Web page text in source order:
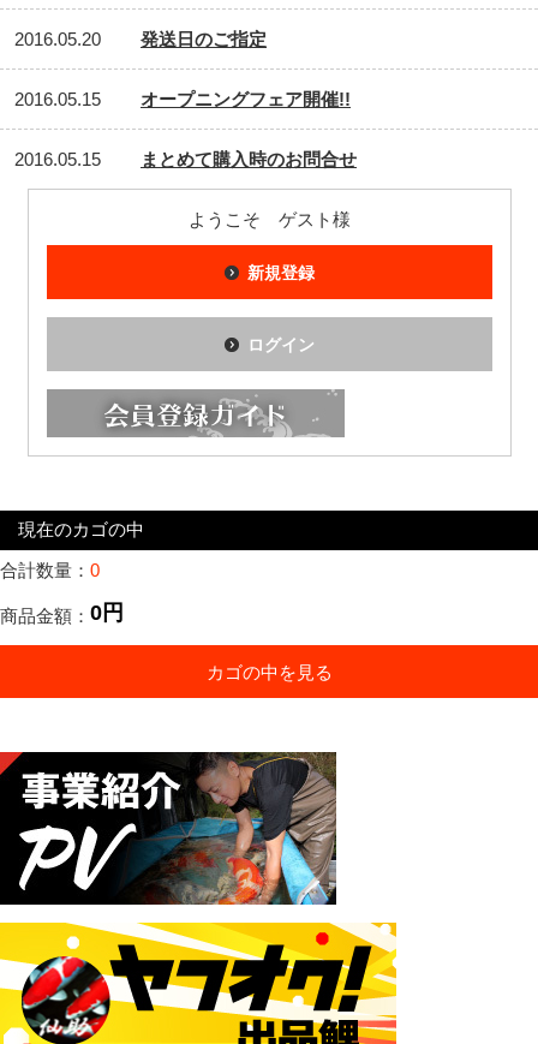
2016.05.20 発送日のご指定
2016.05.15 オープニングフェア開催!!
2016.05.15 まとめて購入時のお問合せ
ようこそ ゲスト様
新規登録
ログイン
現在のカゴの中
合計数量： 0
商品金額： 0円
カゴの中を見る